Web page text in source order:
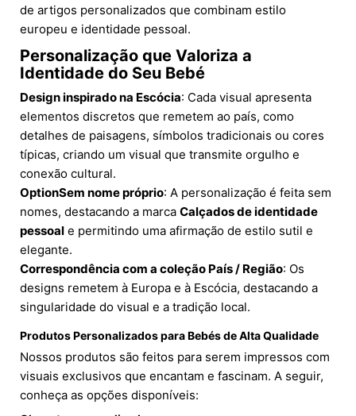
de artigos personalizados que combinam estilo
europeu e identidade pessoal.
Personalização que Valoriza a
Identidade do Seu Bebé
Design inspirado na Escócia: Cada visual apresenta
elementos discretos que remetem ao país, como
detalhes de paisagens, símbolos tradicionais ou cores
típicas, criando um visual que transmite orgulho e
conexão cultural.
OptionSem nome próprio: A personalização é feita sem
nomes, destacando a marca Calçados de identidade
pessoal e permitindo uma afirmação de estilo sutil e
elegante.
Correspondência com a coleção País / Região: Os
designs remetem à Europa e à Escócia, destacando a
singularidade do visual e a tradição local.
Produtos Personalizados para Bebés de Alta Qualidade
Nossos produtos são feitos para serem impressos com
visuais exclusivos que encantam e fascinam. A seguir,
conheça as opções disponíveis: